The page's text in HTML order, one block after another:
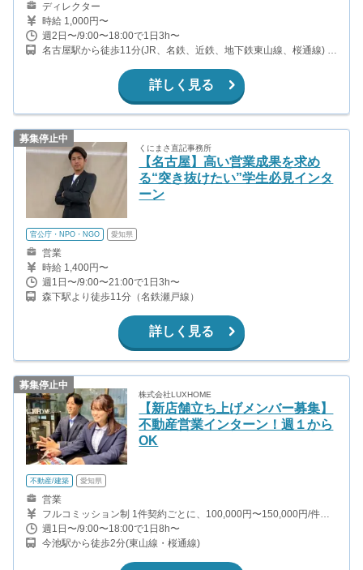
ディレクター
時給 1,000円〜
週2日〜/9:00〜18:00で1日3h〜
名古屋駅から徒歩11分(JR、名鉄、近鉄、地下鉄東山線、桜通線) 国
詳しく見る
募集停止中
くにまさ直記事務所
【名古屋】高い営業成果を求め
る“突き抜けたい”学生必見インタ
ーン
官公庁・NPO・NGO 愛知県
営業
時給 1,400円〜
週1日〜/9:00〜21:00で1日3h〜
森下駅より徒歩11分（名鉄瀬戸線）
詳しく見る
募集停止中
株式会社LUXHOME
【新店舗立ち上げメンバー募集】
不動産営業インターン！週１から
OK
不動産/建築 愛知県
営業
フルコミッション制 1件契約ごとに、100,000円〜150,000円/件を
お支払いします。 マネージャークラスになると、1件契約につき、
200,000円〜/件にアップ！ 時給に換算すると、1,300円程度になる
見込みです。 成長とお金を両立できます！
週1日〜/9:00〜18:00で1日8h〜
今池駅から徒歩2分(東山線・桜通線)